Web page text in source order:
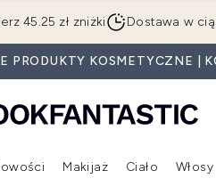
Przejdź do głównej treści
45.25 zł zniżki Dostawa w
PRODUKTY KOSMETYCZNE |
(Marki) Wejdź do podmenu (Pielęgnacja
Wejdź do
Makijaż Ciało Włosy